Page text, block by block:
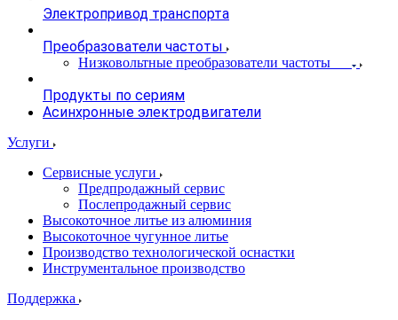
Электропривод транспорта
Преобразователи частоты
Низковольтные преобразователи частоты
Продукты по сериям
Асинхронные электродвигатели
Услуги
Сервисные услуги
Предпродажный сервис
Послепродажный сервис
Высокоточное литье из алюминия
Высокоточное чугунное литье
Производство технологической оснастки
Инструментальное производство
Поддержка